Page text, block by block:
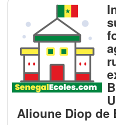
Alioune Diop de